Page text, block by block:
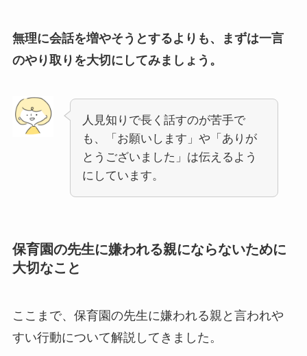
無理に会話を増やそうとするよりも、まずは一言
のやり取りを大切にしてみましょう。
人見知りで長く話すのが苦手で
も、「お願いします」や「ありが
とうございました」は伝えるよう
にしています。
保育園の先生に嫌われる親にならないために
大切なこと
ここまで、保育園の先生に嫌われる親と言われや
すい行動について解説してきました。